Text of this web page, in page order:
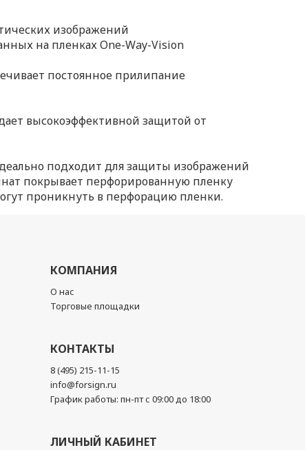
изображений
на пленках One-Way-Vision
постоянное прилипание
высокоэффективной защитой от
подходит для защиты изображений
покрывает перфорированную пленку
проникнуть в перфорацию пленки.
КОМПАНИЯ
О нас
Торговые площадки
КОНТАКТЫ
8 (495) 215-11-15
info@forsign.ru
График работы: пн-пт с 09:00 до 18:00
ЛИЧНЫЙ КАБИНЕТ